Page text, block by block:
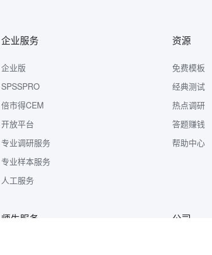
企业服务
企业版
SPSSPRO
倍市得CEM
开放平台
专业调研服务
专业样本服务
人工服务
资源
免费模板
经典测试
热点调研
答题赚钱
帮助中心
师生服务 公司